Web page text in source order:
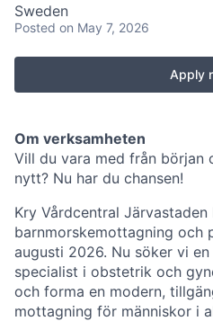
Sweden
Posted on May 7, 2026
Apply
Om verksamheten
Vill du vara med från början
nytt? Nu har du chansen!
Kry Vårdcentral
barnmorskemottagning och
augusti 2026. Nu söker vi
specialist i obstetrik och
och forma en modern,
mottagning för människor i